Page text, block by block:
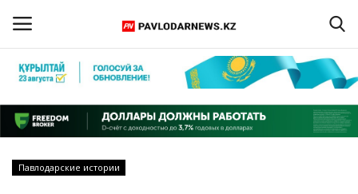
Регистрация
Главная
Павлодарские истории